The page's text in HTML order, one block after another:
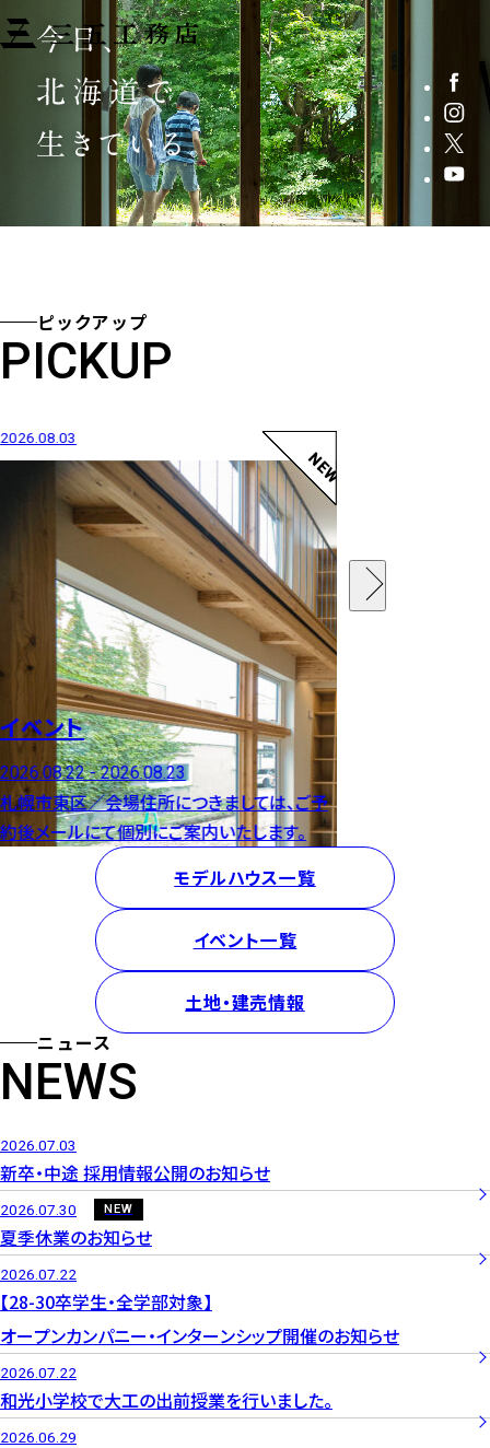
ピックアップ
PICKUP
2026.08.03
NEW
イベント
2026.08.22 - 2026.08.23
札幌市東区／会場住所につきましては、ご予
約後メールにて個別にご案内いたします。
モデルハウス一覧
イベント一覧
土地・建売情報
ニュース
NEWS
2026.07.03
新卒・中途 採用情報公開のお知らせ
2026.07.30 NEW
夏季休業のお知らせ
2026.07.22
【28-30卒学生・全学部対象】
オープンカンパニー・インターンシップ開催のお知らせ
2026.07.22
和光小学校で大工の出前授業を行いました。
2026.06.29
注文住宅
注文住宅
注文住宅
注文住宅
注文住宅
注文住宅